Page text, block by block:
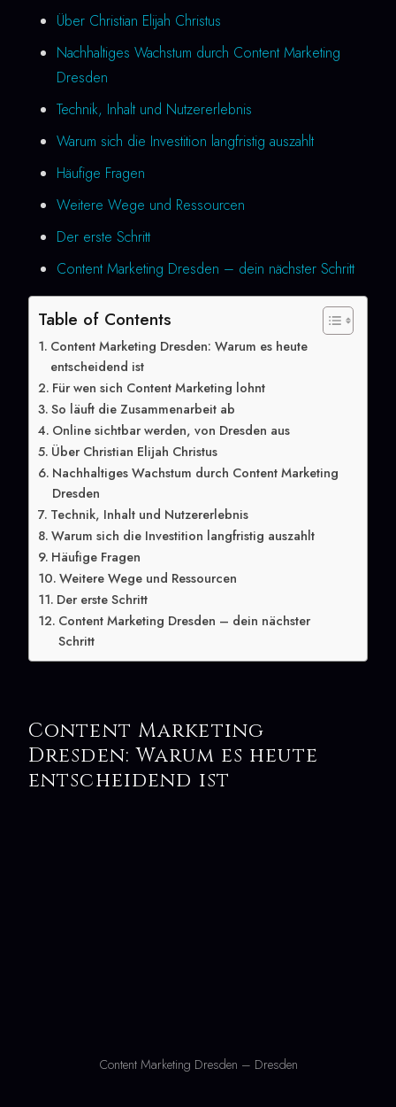
Über Christian Elijah Christus
Nachhaltiges Wachstum durch Content Marketing
Dresden
Technik, Inhalt und Nutzererlebnis
Warum sich die Investition langfristig auszahlt
Häufige Fragen
Weitere Wege und Ressourcen
Der erste Schritt
Content Marketing Dresden – dein nächster Schritt
Table of Contents
Content Marketing Dresden: Warum es heute
entscheidend ist
Für wen sich Content Marketing lohnt
So läuft die Zusammenarbeit ab
Online sichtbar werden, von Dresden aus
Über Christian Elijah Christus
Nachhaltiges Wachstum durch Content Marketing
Dresden
Technik, Inhalt und Nutzererlebnis
Warum sich die Investition langfristig auszahlt
Häufige Fragen
Weitere Wege und Ressourcen
Der erste Schritt
Content Marketing Dresden – dein nächster
Schritt
Content Marketing
Dresden: Warum es heute
entscheidend ist
Content Marketing Dresden – Dresden